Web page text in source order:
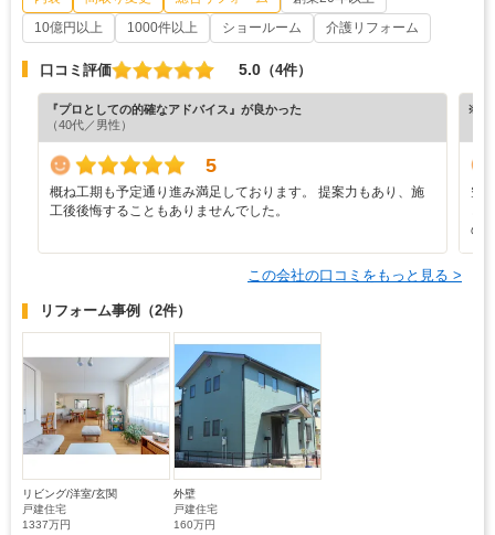
10億円以上
1000件以上 ショールーム 介護リフォーム
口コミ評価 5.0 （4件）
『プロとしての的確なアドバイス』が良かった
（40代／男性）
5
概ね工期も予定通り進み満足しております。 提案力もあり、施
工後後悔することもありませんでした。
※ホ
空
の
この会社の口コミをもっと見る >
リフォーム事例 （2件）
リビング/洋室/玄関
戸建住宅
1337万円
外壁
戸建住宅
160万円